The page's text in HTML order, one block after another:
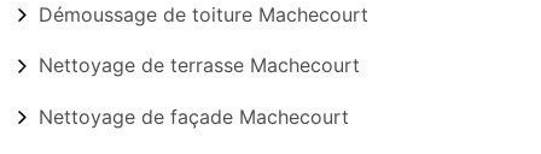
Démoussage de toiture Machecourt
Nettoyage de terrasse Machecourt
Nettoyage de façade Machecourt